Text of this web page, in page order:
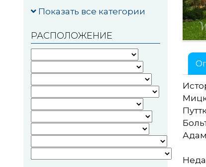
Садово-парковая
Национальные парки и
заказники
Озера и водоемы
Памятники археологии
Памятники геодезии
Показать все категории
РАСПОЛОЖЕНИЕ
Адам